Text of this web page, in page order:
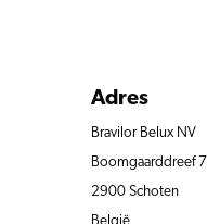
Adres
Bravilor Belux NV
Boomgaarddreef 7
2900 Schoten
België